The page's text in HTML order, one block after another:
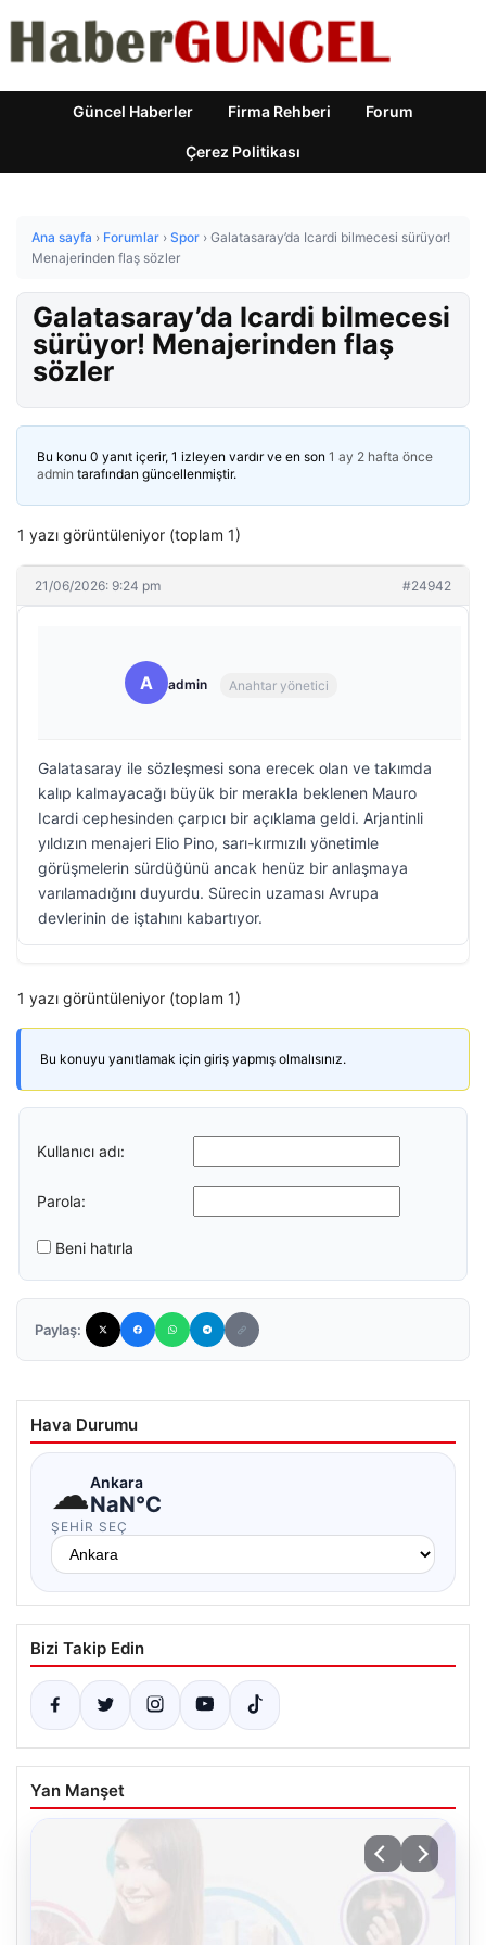
Güncel Haberler Firma Rehberi Forum
Çerez Politikası
Ana sayfa › Forumlar › Spor › Galatasaray’da Icardi bilmecesi sürüyor!
Menajerinden flaş sözler
Galatasaray’da Icardi bilmecesi
sürüyor! Menajerinden flaş
sözler
Bu konu 0 yanıt içerir, 1 izleyen vardır ve en son 1 ay 2 hafta önce
admin tarafından güncellenmiştir.
1 yazı görüntüleniyor (toplam 1)
21/06/2026: 9:24 pm #24942
A admin Anahtar yönetici
Galatasaray ile sözleşmesi sona erecek olan ve takımda
kalıp kalmayacağı büyük bir merakla beklenen Mauro
Icardi cephesinden çarpıcı bir açıklama geldi. Arjantinli
yıldızın menajeri Elio Pino, sarı-kırmızılı yönetimle
görüşmelerin sürdüğünü ancak henüz bir anlaşmaya
varılamadığını duyurdu. Sürecin uzaması Avrupa
devlerinin de iştahını kabartıyor.
1 yazı görüntüleniyor (toplam 1)
Bu konuyu yanıtlamak için giriş yapmış olmalısınız.
Kullanıcı adı:
Parola:
Beni hatırla
Paylaş:
Hava Durumu
☁Ankara
NaN°C
ŞEHIR SEÇ
Bizi Takip Edin
Yan Manşet